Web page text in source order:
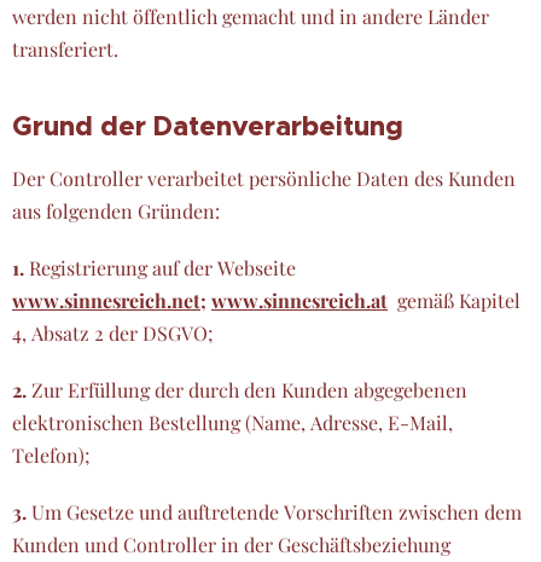
werden nicht öffentlich gemacht und in andere Länder
transferiert.
Grund der Datenverarbeitung
Der Controller verarbeitet persönliche Daten des Kunden
aus folgenden Gründen:
1. Registrierung auf der Webseite
www.sinnesreich.net; www.sinnesreich.at gemäß Kapitel
4, Absatz 2 der DSGVO;
2. Zur Erfüllung der durch den Kunden abgegebenen
elektronischen Bestellung (Name, Adresse, E-Mail,
Telefon);
3.Um Gesetze und auftretende Vorschriften zwischen dem
Kunden und Controller in der Geschäftsbeziehung